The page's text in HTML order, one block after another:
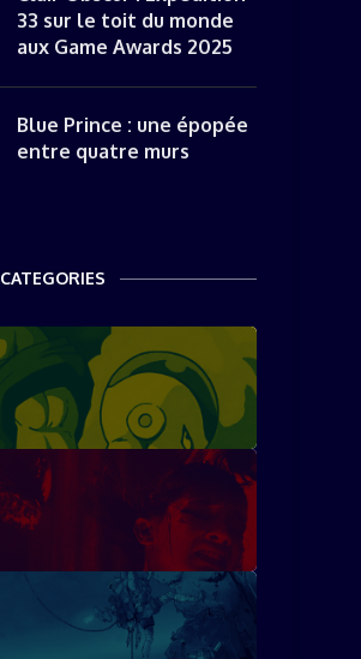
33 sur le toit du monde
aux Game Awards 2025
Blue Prince : une épopée
entre quatre murs
CATEGORIES